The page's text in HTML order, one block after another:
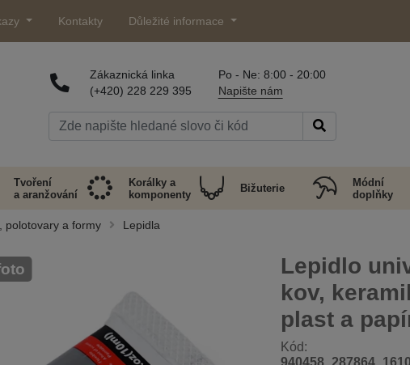
Kontakty Důležité informace
Zákaznická linka
(+420) 228 229 395
Po - Ne: 8:00 - 20:00
Napište nám
Tvoření
a aranžování
Korálky a
komponenty
Bižuterie
Módní
doplňky
polotovary a formy Lepidla
Lepidlo
kov,
plast a
Kód: